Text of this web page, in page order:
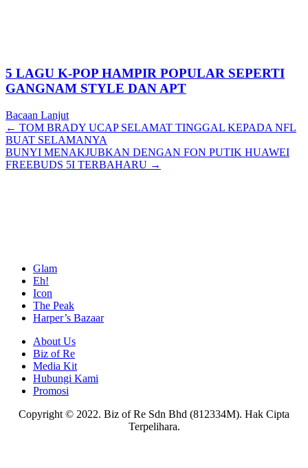
5 LAGU K-POP HAMPIR POPULAR SEPERTI
GANGNAM STYLE DAN APT
Bacaan Lanjut
Posts
navigation
← TOM BRADY UCAP SELAMAT TINGGAL KEPADA NFL
BUAT SELAMANYA
BUNYI MENAKJUBKAN DENGAN FON PUTIK HUAWEI
FREEBUDS 5I TERBAHARU →
Glam
Eh!
Icon
The Peak
Harper’s Bazaar
About Us
Biz of Re
Media Kit
Hubungi Kami
Promosi
Copyright © 2022. Biz of Re Sdn Bhd (812334M). Hak Cipta
Terpelihara.